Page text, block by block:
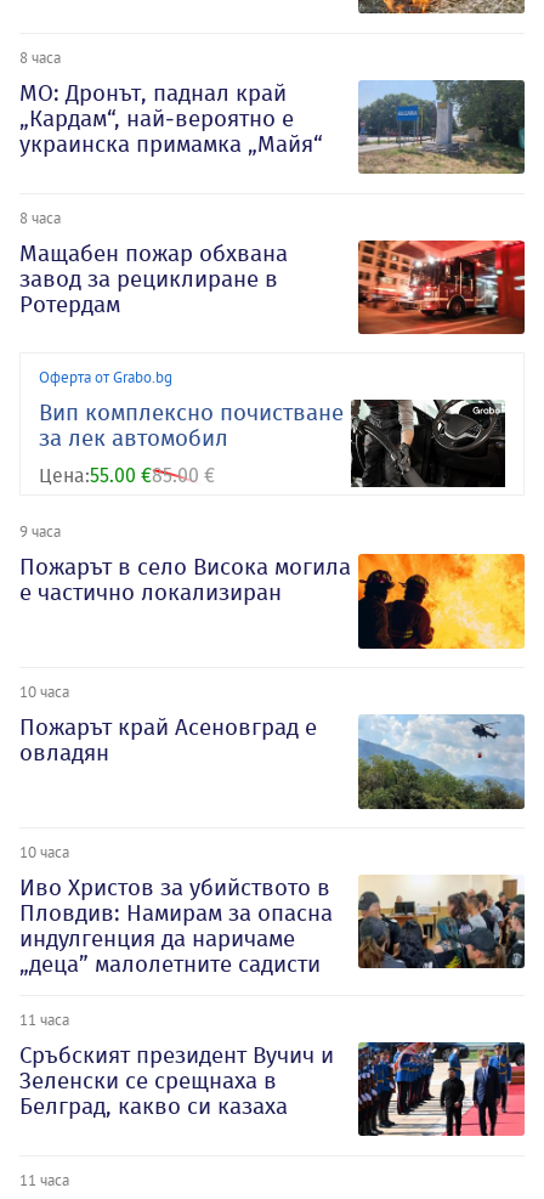
8 часа
МО: Дронът, паднал край
„Кардам“, най-вероятно е
украинска примамка „Майя“
8 часа
Мащабен пожар обхвана
завод за рециклиране в
Ротердам
Оферта от Grabo.bg
Вип комплексно почистване
за лек автомобил
Цена:55.00 €85.00 €
9 часа
Пожарът в село Висока могила
е частично локализиран
10 часа
Пожарът край Асеновград е
овладян
10 часа
Иво Христов за убийството в
Пловдив: Намирам за опасна
индулгенция да наричаме
„деца” малолетните садисти
11 часа
Сръбският президент Вучич и
Зеленски се срещнаха в
Белград, какво си казаха
11 часа